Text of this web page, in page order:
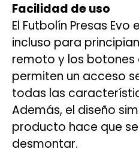
Facilidad de uso
El Futbolín Presas
incluso para
remoto y los
permiten un acceso
todas las
Además, el diseño
producto hace que
desmontar.